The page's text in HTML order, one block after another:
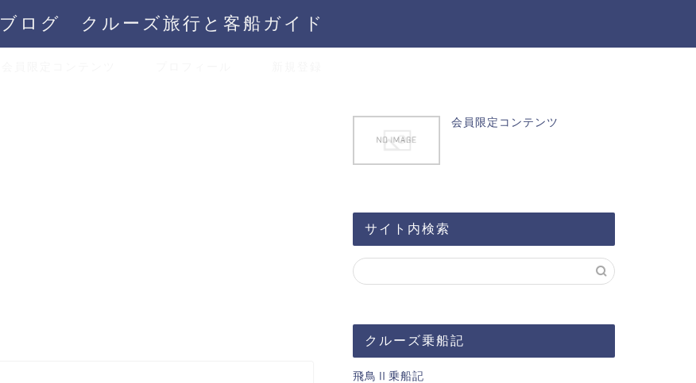
ブログ クルーズ旅行と客船ガイド
会員限定コンテンツ
サイト内検索
クルーズ乗船記
飛鳥Ⅱ乗船記